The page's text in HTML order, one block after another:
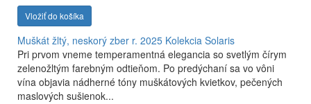
Vložiť do košíka
Muškát žltý, neskorý zber r. 2025 Kolekcia Solaris
Pri prvom vneme temperamentná elegancia so svetlým čírym
zelenožltým farebným odtieňom. Po predýchaní sa vo vôni
vína objavia nádherné tóny muškátových kvietkov, pečených
maslových sušienok...